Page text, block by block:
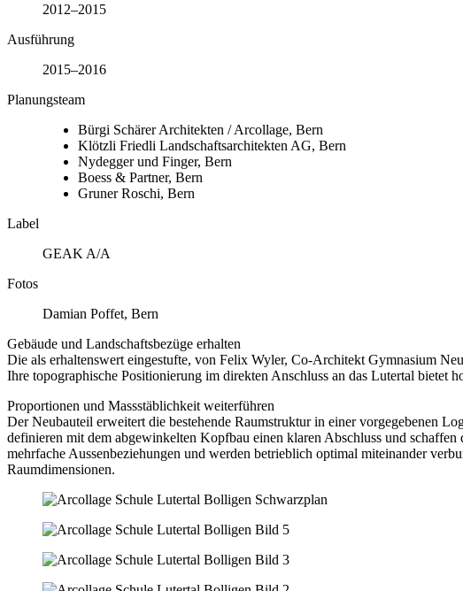
2012–2015
Ausführung
2015–2016
Planungsteam
Bürgi Schärer Architekten / Arcollage, Bern
Klötzli Friedli Landschaftsarchitekten AG, Bern
Nydegger und Finger, Bern
Boess & Partner, Bern
Gruner Roschi, Bern
Label
GEAK A/A
Fotos
Damian Poffet, Bern
Gebäude und Landschaftsbezüge erhalten
Die als erhaltenswert eingestufte, von Felix Wyler, Co-Architekt Gymnasium
Ihre topographische Positionierung im direkten Anschluss an das Lutertal bietet
Proportionen und Massstäblichkeit weiterführen
Der Neubauteil erweitert die bestehende Raumstruktur in einer vorgegebenen
definieren mit dem abgewinkelten Kopfbau einen klaren Abschluss und
mehrfache Aussenbeziehungen und werden betrieblich optimal miteinander
Raumdimensionen.